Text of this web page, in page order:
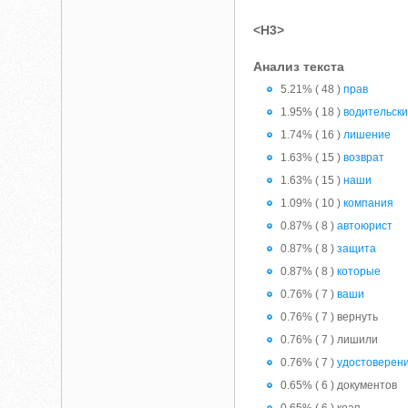
<H3>
Анализ текста
5.21% ( 48 )прав
1.95% ( 18 )
1.74% ( 16 )лишение
1.63% ( 15 )возврат
1.63% ( 15 )наши
1.09% ( 10 )компания
0.87% ( 8 )автоюрист
0.87% ( 8 )защита
0.87% ( 8 )которые
0.76% ( 7 )ваши
0.76% ( 7 ) вернуть
0.76% ( 7 ) лишили
0.76% ( 7 )
0.65% ( 6 ) документов